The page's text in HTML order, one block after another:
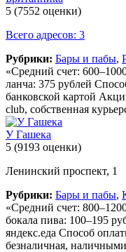
5 (7552 оценки)
Всего адресов: 3
Рубрики: Бары и пабы,
«Средний счет:
ланча: 375 рублей
банковской картой
club, собственная
У Гашека
5 (9193 оценки)
Ленинский проспект, 1
Рубрики: Бары и пабы,
«Средний счет:
бокала пива: 100–195
яндекс.еда Способ
безналичная,